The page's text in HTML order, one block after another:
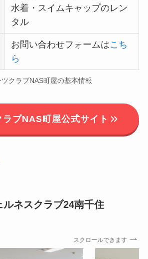
水着・スイムキャップのレン
タル
お問い合わせフォームはこち
ら
ツクラブNAS町屋の基本情報
ラブNAS町屋公式サイト
ルネスクラブ24南千住
スクロールできます